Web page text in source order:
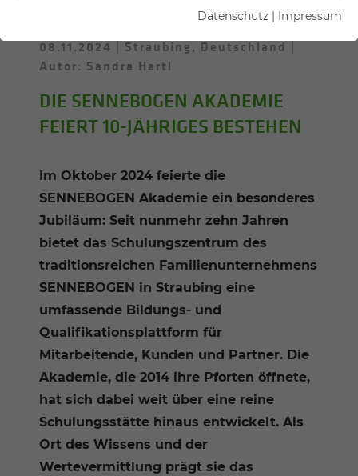
08.11.2024
Straubing, Deutschland
Autor: Sandra Hartl
DIE SENNEBOGEN AKADEMIE
FEIERT 10-JÄHRIGES BESTEHEN
Im Oktober 2024 feierte die
SENNEBOGEN Akademie ein besonderes
Jubiläum: Seit nunmehr zehn Jahren
bietet das Schulungszentrum des
traditionsreichen Familienunternehmens
SENNEBOGEN in Straubing eine
umfassende Bildungs- und
Qualifikationsplattform für
Mitarbeitende, Kunden und Partner. Die
Akademie, die 2014 ihre Pforten öffnete,
hat sich dabei weit über eine reine
Schulungsstätte hinaus entwickelt. Als
Ort des Wissens und der
Wertevermittlung prägt sie das
Datenschutz | Impressum